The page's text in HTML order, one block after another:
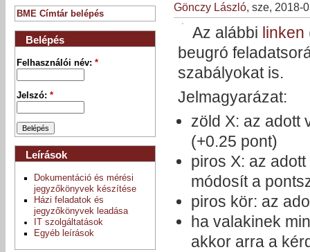
Gönczy László, sze, 2018-
Az alábbi linken
beugró
szabályokat is.
Jelmagyarázat:
zöld X: az adott
(+0.25 pont)
piros X: az
módosít a
piros kör: az
ha valakinek
akkor arra a
BME Címtár belépés
Belépés
Felhasználói név:*
Jelszó:*
Leírások
Dokumentáció és mérési
jegyzőkönyvek készítése
Házi feladatok és
jegyzőkönyvek leadása
IT szolgáltatások
Egyéb leírások